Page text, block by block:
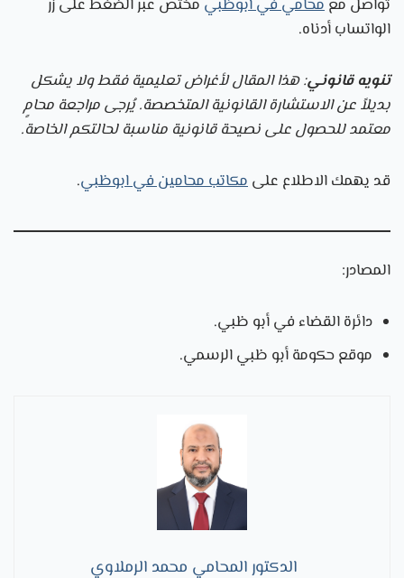
تواصل معمحامي في أبوظبي مختص عبر الضغط على زر
الواتساب أدناه.
تنويه قانوني: هذا المقال لأغراض تعليمية فقط ولا يشكل
بديلاً عن الاستشارة القانونية المتخصصة. يُرجى مراجعة محامٍ
معتمد للحصول على نصيحة قانونية مناسبة لحالتكم الخاصة.
قد يهمك الاطلاع علىمكاتب محامين في ابوظبي.
المصادر:
دائرة القضاء في أبو ظبي.
موقع حكومة أبو ظبي الرسمي.
الدكتور المحامي محمد الرملاوي